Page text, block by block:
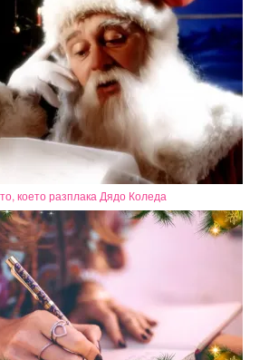
което разплака Дядо Коледа